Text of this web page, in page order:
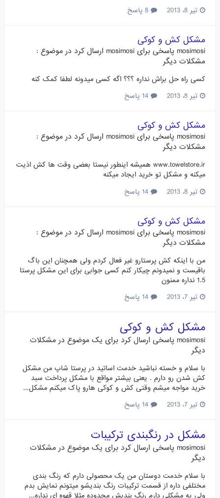
تیر 8، 2013
مشکل کش و کوکی
mosimosi پاسخی برای mosimosi ارسال کرد در موضوع :
مشکلات دیگر
کسی راه حل براش نداره ؟؟؟ اگه کسی میدونه لطفا کمک کنه
تیر 8، 2013
مشکل کش و کوکی
mosimosi پاسخی برای mosimosi ارسال کرد در موضوع :
مشکلات دیگر
www.towelstore.ir همیشه اینطور نیستا بعضی وقت ها کش اذیت
میکنه و مشکل تو خرید ایجاد میکنه
تیر 8، 2013
مشکل کش و کوکی
mosimosi پاسخی برای mosimosi ارسال کرد در موضوع :
مشکلات دیگر
من با اینکه کش پرستارو غیر فعال کردم ولی همچنان این باگ
باقیست و نمیدونم چیکار کنم کسی جوابی برای این مشکل پرستا
1.5 نداره ممنون
تیر 7، 2013
مشکل کش و کوکی
mosimosi پاسخی ارسال کرد برای یک موضوع در مشکلات
دیگر
با سلام و خسته نباشید خدمت اساتید در پرستا شاپ من مشکل
کش شدن رو دارم . یعنی بیشتر مواقع با مشکل پرداخت سبد
خرید مواجه میشم وقتی کش و کوکی هارو پاک میکنم مشکل...
تیر 7، 2013
مشکل در رنگبندی ترکیبات
mosimosi پاسخی ارسال کرد برای یک موضوع در مشکلات
دیگر
با سلام خدمت دوستان من یک محصولی دارم که رنگ بندی
مختلفی داره از قسمت ترکیبات رنگ بندیشو میتونم نمایش بدم
ولی یه مشکلی دارم رنگ بندیش محدوده مثلا قهوه ای نداره...